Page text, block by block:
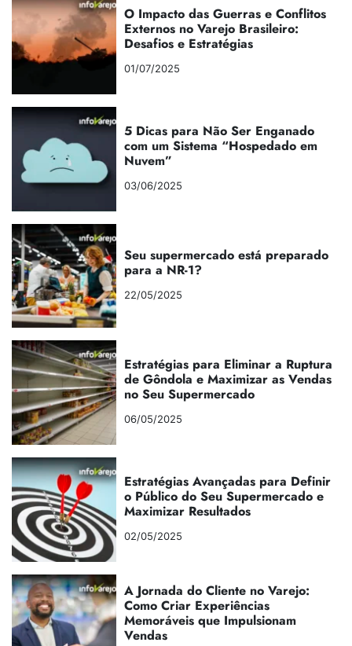
O Impacto das Guerras e Conflitos
Externos no Varejo Brasileiro:
Desafios e Estratégias
01/07/2025
5 Dicas para Não Ser Enganado
com um Sistema “Hospedado em
Nuvem”
03/06/2025
Seu supermercado está preparado
para a NR-1?
22/05/2025
Estratégias para Eliminar a Ruptura
de Gôndola e Maximizar as Vendas
no Seu Supermercado
06/05/2025
Estratégias Avançadas para Definir
o Público do Seu Supermercado e
Maximizar Resultados
02/05/2025
A Jornada do Cliente no Varejo:
Como Criar Experiências
Memoráveis que Impulsionam
Vendas